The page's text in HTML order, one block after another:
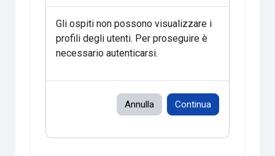
Gli ospiti non possono visualizzare i
profili degli utenti. Per proseguire è
necessario autenticarsi.
Annulla Continua